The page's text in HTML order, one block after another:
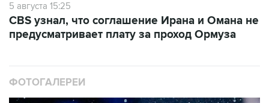
5 августа 15:25
CBS узнал, что соглашение Ирана и Омана не
предусматривает плату за проход Ормуза
ФОТОГАЛЕРЕИ